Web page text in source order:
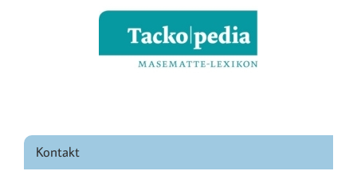
Kontakt